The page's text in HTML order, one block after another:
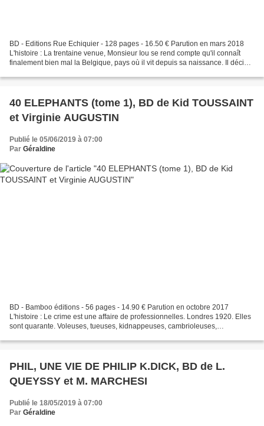
BD - Editions Rue Echiquier - 128 pages - 16.50 € Parution en mars 2018
L'histoire : La trentaine venue, Monsieur Iou se rend compte qu'il connaît
finalement bien mal la Belgique, pays où il vit depuis sa naissance. Il décide
40 ELEPHANTS (tome 1), BD de Kid TOUSSAINT
et Virginie AUGUSTIN
Publié le 05/06/2019 à 07:00
Par Géraldine
BD - Bamboo éditions - 56 pages - 14.90 € Parution en octobre 2017
L'histoire : Le crime est une affaire de professionnelles. Londres 1920. Elles
sont quarante. Voleuses, tueuses, kidnappeuses, cambrioleuses,
PHIL, UNE VIE DE PHILIP K.DICK, BD de L.
QUEYSSY et M. MARCHESI
Publié le 18/05/2019 à 07:00
Par Géraldine